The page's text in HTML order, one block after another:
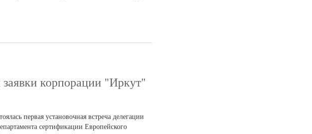
заявки корпорации "Иркут"
первая установочная встреча делегации
сертификации Европейского